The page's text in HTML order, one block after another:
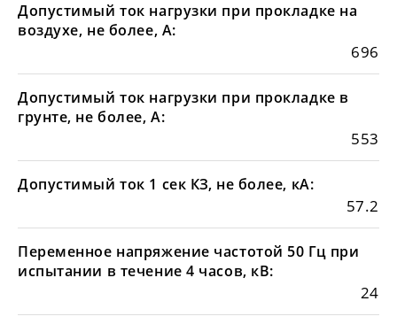
Допустимый ток нагрузки при прокладке на
воздухе, не более, А:
696
Допустимый ток нагрузки при прокладке в
грунте, не более, А:
553
Допустимый ток 1 сек КЗ, не более, кА:
57.2
Переменное напряжение частотой 50 Гц при
испытании в течение 4 часов, кВ:
24